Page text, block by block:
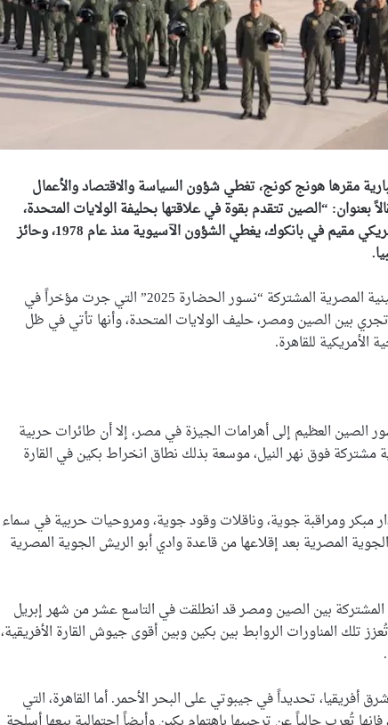
مقرها هونج كونج، تغطي شؤون السياسة والاقتصاد والأعمال
من منظور آسيوي، في 2 مايو 2025 مقالاً بعنوان: “الصين تتقدم بقوة في علاقتها بحليفة الولايات المتحدة،
مصر” لـ ريتشارد إس. إيرليتش، وهو مراسل أمريكي مقيم في بانكوك، يغطي الشؤون الآسيوية منذ عام 1978، وحائز
يقول إيرليتش إن أهمية المناورات الجوية الصينية المصرية المشتركة “نسور الحضارة 2025” التي جرت مؤخراً في
بين الصين ومصر، حليف الولايات المتحدة، وأنها تأتي في ظل
للقاهرة.
العظيم إلى أهرامات الجيزة في مصر، إلا أن طائرات حربية
فوق نهر النيل، موسعة بذلك نطاق انخراط بكين في القارة
مبكر ومراقبة جوية، وناقلات وقود جوية، ومروحيات حربية في سماء
المصرية بعد إقلاعها من قاعدة وادي أبو الريش الجوية المصرية
“نسور الحضارة 2025” الجوية المشتركة بين الصين ومصر قد انطلقت في التاسع عشر من شهر إبريل
تُعزز تلك المناورات الروابط بين بكين وبين أقوى جيوش القارة الأفريقية،
أفريقيا، تحديداً في جيبوتي على البحر الأحمر. أما القاهرة، التي